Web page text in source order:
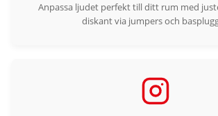
Anpassa ljudet perfekt till ditt rum med
diskant via jumpers och